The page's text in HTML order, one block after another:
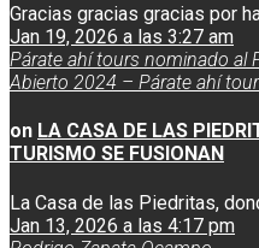
Gracias gracias gracias por
Jan 19, 2026 a las 3:27 am
Párate ahí tours nominado al
Abierto 2024 – Párate ahí
on LA CASA DE LAS
TURISMO SE FUSIONAN
La Casa de las Piedritas,
Jan 13, 2026 a las 4:17 pm